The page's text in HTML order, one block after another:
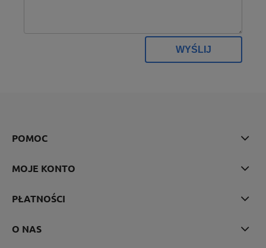
WYŚLIJ
POMOC
MOJE KONTO
PŁATNOŚCI
O NAS